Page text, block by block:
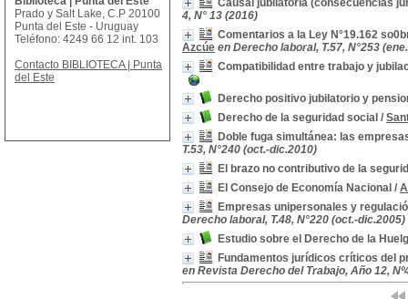
Causal jubilatoria (consecuencias
4, N° 13 (2016)
Comentarios a la Ley N°19.162
Azcúe en Derecho laboral, T.57, N°253
Compatibilidad entre trabajo y
Derecho positivo jubilatorio y
Derecho de la seguridad social /
Doble fuga simultánea: las
T.53, N°240 (oct.-dic.2010)
El brazo no contributivo de la
El Consejo de Economía Nacional /
Empresas unipersonales y
Derecho laboral, T.48, N°220 (oct.-dic.2005)
Estudio sobre el Derecho de la
Fundamentos jurídicos críticos del
en Revista Derecho del Trabajo, Año 12,
Prado y Salt Lake, C.P 20100
Punta del Este - Uruguay
Teléfono: 4249 66 12 int. 103
Contacto BIBLIOTECA | Punta
del Este